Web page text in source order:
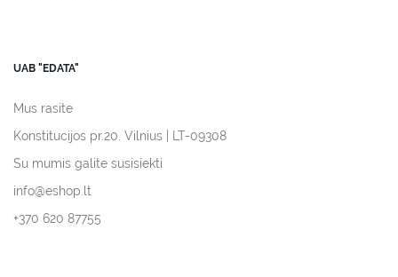
UAB "EDATA"
Mus rasite
Konstitucijos pr.20. Vilnius | LT-09308
Su mumis galite susisiekti
info@eshop.lt
+370 620 87755